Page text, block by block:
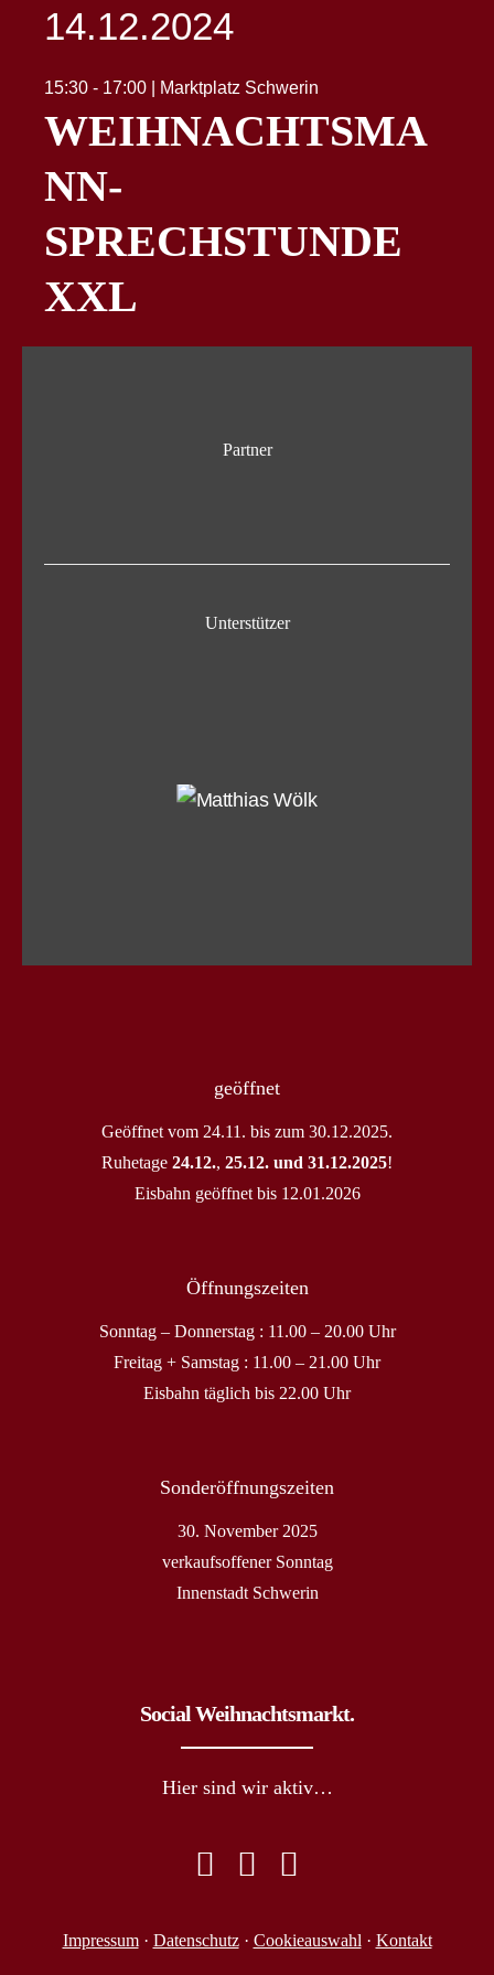
14.12.2024
15:30 - 17:00 | Marktplatz Schwerin
WEIHNACHTSMA
NN-
SPRECHSTUNDE
XXL
Partner
Unterstützer
geöffnet
Geöffnet vom 24.11. bis zum 30.12.2025.
Ruhetage 24.12., 25.12. und 31.12.2025!
Eisbahn geöffnet bis 12.01.2026
Öffnungszeiten
Sonntag – Donnerstag : 11.00 – 20.00 Uhr
Freitag + Samstag : 11.00 – 21.00 Uhr
Eisbahn täglich bis 22.00 Uhr
Sonderöffnungszeiten
30. November 2025
verkaufsoffener Sonntag
Innenstadt Schwerin
Social Weihnachtsmarkt.
Hier sind wir aktiv…
Impressum· Datenschutz· Cookieauswahl · Kontakt